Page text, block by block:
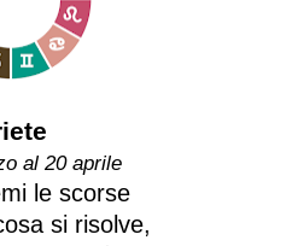
al 20 aprile
le scorse
si risolve,